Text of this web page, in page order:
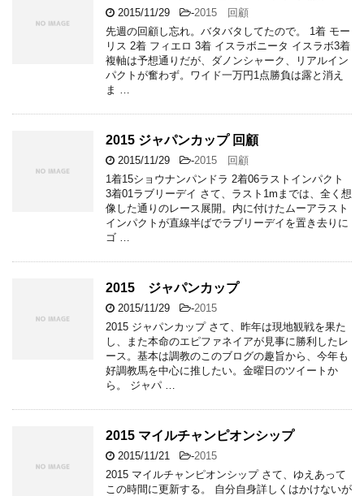
2015/11/29 -2015 回顧
先週の回顧し忘れ。バタバタしてたので。 1着 モー
リス 2着 フィエロ 3着 イスラボニータ イスラボ3着
複軸は予想通りだが、ダノンシャーク、リアルイン
パクトが奮わず。ワイド一万円1点勝負は露と消え
ま …
2015 ジャパンカップ 回顧
2015/11/29 -2015 回顧
1着15ショウナンパンドラ 2着06ラストインパクト
3着01ラブリーデイ さて、ラスト1mまでは、全く想
像した通りのレース展開。内に付けたムーアラスト
インパクトが直線半ばでラブリーデイを置き去りに
ゴ …
2015 ジャパンカップ
2015/11/29 -2015
2015 ジャパンカップ さて、昨年は現地観戦を果た
し、また本命のエピファネイアが見事に勝利したレ
ース。基本は調教のこのブログの趣旨から、今年も
好調教馬を中心に推したい。金曜日のツイートか
ら。 ジャパ …
2015 マイルチャンピオンシップ
2015/11/21 -2015
2015 マイルチャンピオンシップ さて、ゆえあって
この時間に更新する。 自分自身詳しくはかけないが